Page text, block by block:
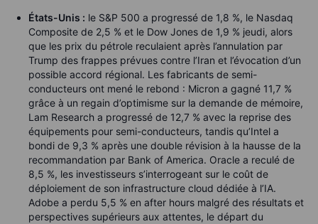
États-Unis : le S&P 500 a progressé de 1,8 %, le Nasdaq
Composite de 2,5 % et le Dow Jones de 1,9 % jeudi, alors
que les prix du pétrole reculaient après l’annulation par
Trump des frappes prévues contre l’Iran et l’évocation d’un
possible accord régional. Les fabricants de semi-
conducteurs ont mené le rebond : Micron a gagné 11,7 %
grâce à un regain d’optimisme sur la demande de mémoire,
Lam Research a progressé de 12,7 % avec la reprise des
équipements pour semi-conducteurs, tandis qu’Intel a
bondi de 9,3 % après une double révision à la hausse de la
recommandation par Bank of America. Oracle a reculé de
8,5 %, les investisseurs s’interrogeant sur le coût de
déploiement de son infrastructure cloud dédiée à l’IA.
Adobe a perdu 5,5 % en after hours malgré des résultats et
perspectives supérieurs aux attentes, le départ du